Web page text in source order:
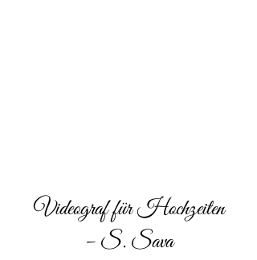
Videograf für Hochzeiten
– S. Sava